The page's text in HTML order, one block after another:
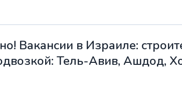
Вакансии в Израиле:
Тель-Авив, Ашдод,